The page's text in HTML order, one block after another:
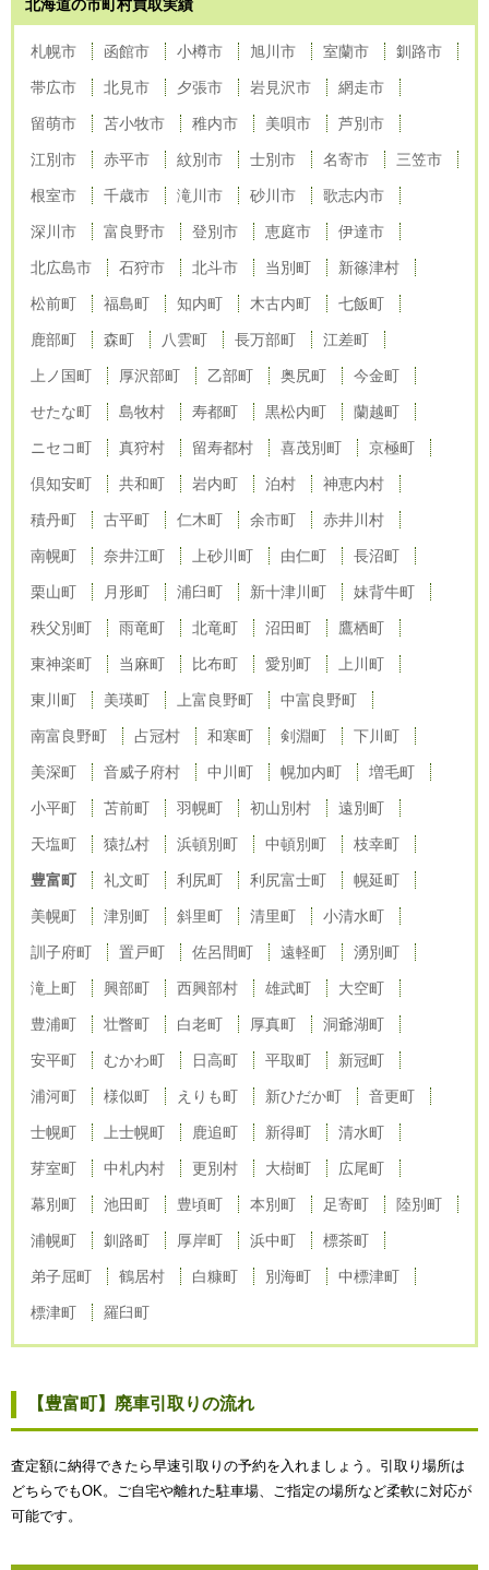
北海道の市町村買取実績
札幌市 函館市 小樽市 旭川市 室蘭市 釧路市
帯広市 北見市 夕張市 岩見沢市 網走市
留萌市 苫小牧市 稚内市 美唄市 芦別市
江別市 赤平市 紋別市 士別市 名寄市 三笠市
根室市 千歳市 滝川市 砂川市 歌志内市
深川市 富良野市 登別市 恵庭市 伊達市
北広島市 石狩市 北斗市 当別町 新篠津村
松前町 福島町 知内町 木古内町 七飯町
鹿部町 森町 八雲町 長万部町 江差町
上ノ国町 厚沢部町 乙部町 奥尻町 今金町
せたな町 島牧村 寿都町 黒松内町 蘭越町
ニセコ町 真狩村 留寿都村 喜茂別町 京極町
倶知安町 共和町 岩内町 泊村 神恵内村
積丹町 古平町 仁木町 余市町 赤井川村
南幌町 奈井江町 上砂川町 由仁町 長沼町
栗山町 月形町 浦臼町 新十津川町 妹背牛町
秩父別町 雨竜町 北竜町 沼田町 鷹栖町
東神楽町 当麻町 比布町 愛別町 上川町
東川町 美瑛町 上富良野町 中富良野町
南富良野町 占冠村 和寒町 剣淵町 下川町
美深町 音威子府村 中川町 幌加内町 増毛町
小平町 苫前町 羽幌町 初山別村 遠別町
天塩町 猿払村 浜頓別町 中頓別町 枝幸町
豊富町 礼文町 利尻町 利尻富士町 幌延町
美幌町 津別町 斜里町 清里町 小清水町
訓子府町 置戸町 佐呂間町 遠軽町 湧別町
滝上町 興部町 西興部村 雄武町 大空町
豊浦町 壮瞥町 白老町 厚真町 洞爺湖町
安平町 むかわ町 日高町 平取町 新冠町
浦河町 様似町 えりも町 新ひだか町 音更町
士幌町 上士幌町 鹿追町 新得町 清水町
芽室町 中札内村 更別村 大樹町 広尾町
幕別町 池田町 豊頃町 本別町 足寄町 陸別町
浦幌町 釧路町 厚岸町 浜中町 標茶町
弟子屈町 鶴居村 白糠町 別海町 中標津町
標津町 羅臼町
【豊富町】廃車引取りの流れ
査定額に納得できたら早速引取りの予約を入れましょう。引取り場所は
どちらでもOK。ご自宅や離れた駐車場、ご指定の場所など柔軟に対応が
可能です。